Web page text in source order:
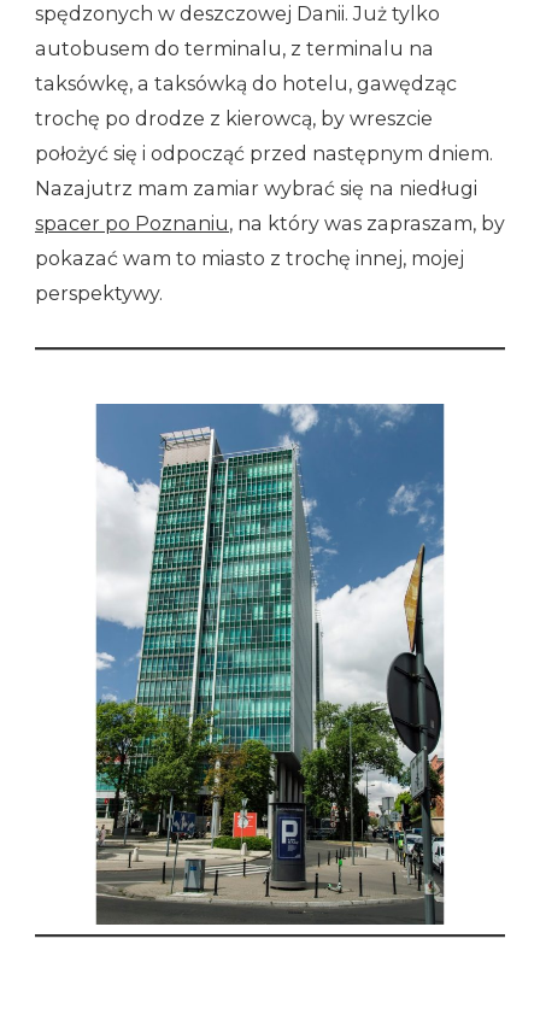
spędzonych w deszczowej Danii. Już tylko
autobusem do terminalu, z terminalu na
taksówkę, a taksówką do hotelu, gawędząc
trochę po drodze z kierowcą, by wreszcie
położyć się i odpocząć przed następnym dniem.
Nazajutrz mam zamiar wybrać się na niedługi
spacer po Poznaniu, na który was zapraszam, by
pokazać wam to miasto z trochę innej, mojej
perspektywy.